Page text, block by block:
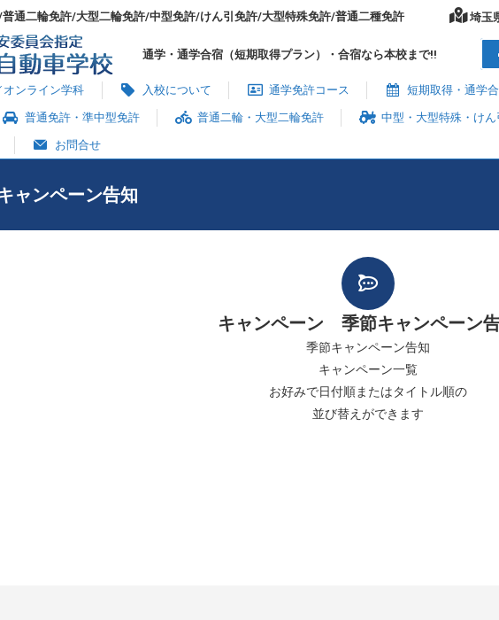
通二輪免許/大型二輪免許/中型免許/けん引免許/大型特殊免許/普通二種免許 埼玉
通学・通学合宿（短期取得プラン）・合宿なら本校まで!!
オンライン学科 入校について 通学免許コース 短期取得・通学
普通免許・準中型免許 普通二輪・大型二輪免許 中型・大型特殊・けん
お問合せ
ャンペーン告知
キャンペーン 季節キャンペーン
季節キャンペーン告知
キャンペーン一覧
お好みで日付順またはタイトル順の
並び替えができます